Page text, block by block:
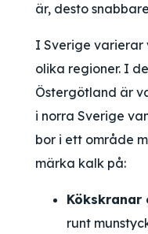
är, desto
I Sverige varierar
olika regioner. I
Östergötland är
i norra Sverige
bor i ett område
märka kalk på:
Kökskranar
runt